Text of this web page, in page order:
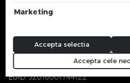
Retururi
Informatii companie
Extreme Gear SRL
CUI: RO36018017
EUID: J2016001744122
Marketing
Accepta cele
Accepta selectia